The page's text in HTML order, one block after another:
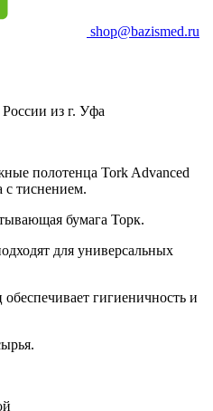
shop@bazismed.ru
из г. Уфа
полотенца Tork Advanced
с тиснением.
бумага Торк.
для универсальных
гигиеничность и